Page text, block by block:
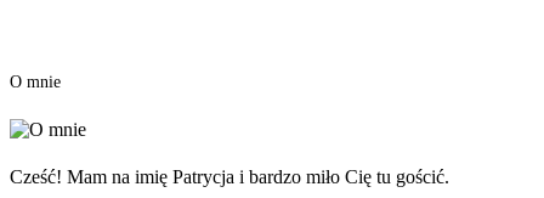
O mnie
Cześć! Mam na imię Patrycja i bardzo miło Cię tu gościć.